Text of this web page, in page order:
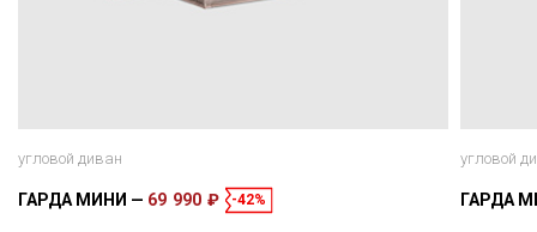
угловой диван
ГАРДА МИНИ 69 990 ₽ -42%
угловой
ГАРДА